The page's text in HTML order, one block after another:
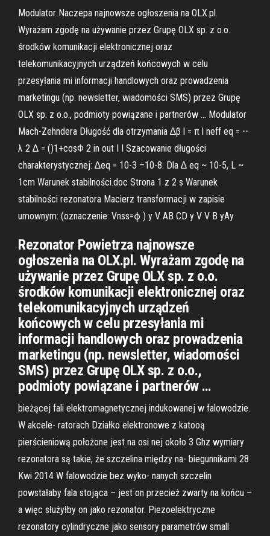
Modulator Naczepa najnowsze ogłoszenia na OLX.pl.
Wyrażam zgodę na używanie przez Grupę OLX sp. z o.o.
środków komunikacji elektronicznej oraz
telekomunikacyjnych urządzeń końcowych w celu
przesyłania mi informacji handlowych oraz prowadzenia
marketingu (np. newsletter, wiadomości SMS) przez Grupę
OLX sp. z o.o., podmioty powiązane i partnerów … Modulator
Mach-Zehndera Długość dla otrzymania ∆β l = π l neff eq = ⋅⋅
λ 2 ∆ = ()1+cosΦ 2 in out I I Szacowanie długości
charakterystycznej: ∆eq = 10-3 ÷10-8. Dla ∆ eq ~ 10-5, L ~
1cm Warunek stabilności.doc Strona 1 z 2 s Warunek
stabilności rezonatora Macierz transformacji w zapisie
umownym: (oznaczenie: Vnss=ϕ ) y V AB CD y V V B yAy
Rezonator Powietrza najnowsze
ogłoszenia na OLX.pl. Wyrażam zgodę na
używanie przez Grupę OLX sp. z o.o.
środków komunikacji elektronicznej oraz
telekomunikacyjnych urządzeń
końcowych w celu przesyłania mi
informacji handlowych oraz prowadzenia
marketingu (np. newsletter, wiadomości
SMS) przez Grupę OLX sp. z o.o.,
podmioty powiązane i partnerów …
bieżącej fali elektromagnetycznej indukowanej w falowodzie.
W akcele- ratorach Działko elektronowe z katooą
pierścieniową położone jest na osi nej około 3 Ghz wymiary
rezonatora są takie, że szczelina między na- biegunnikami 28
Kwi 2014 W falowodzie bez wyko- nanych szczelin
powstałaby fala stojąca – jest on przecież zwarty na końcu –
a więc służyłby on jako rezonator. Piezoelektryczne
rezonatory cylindryczne jako sensory parametrów small